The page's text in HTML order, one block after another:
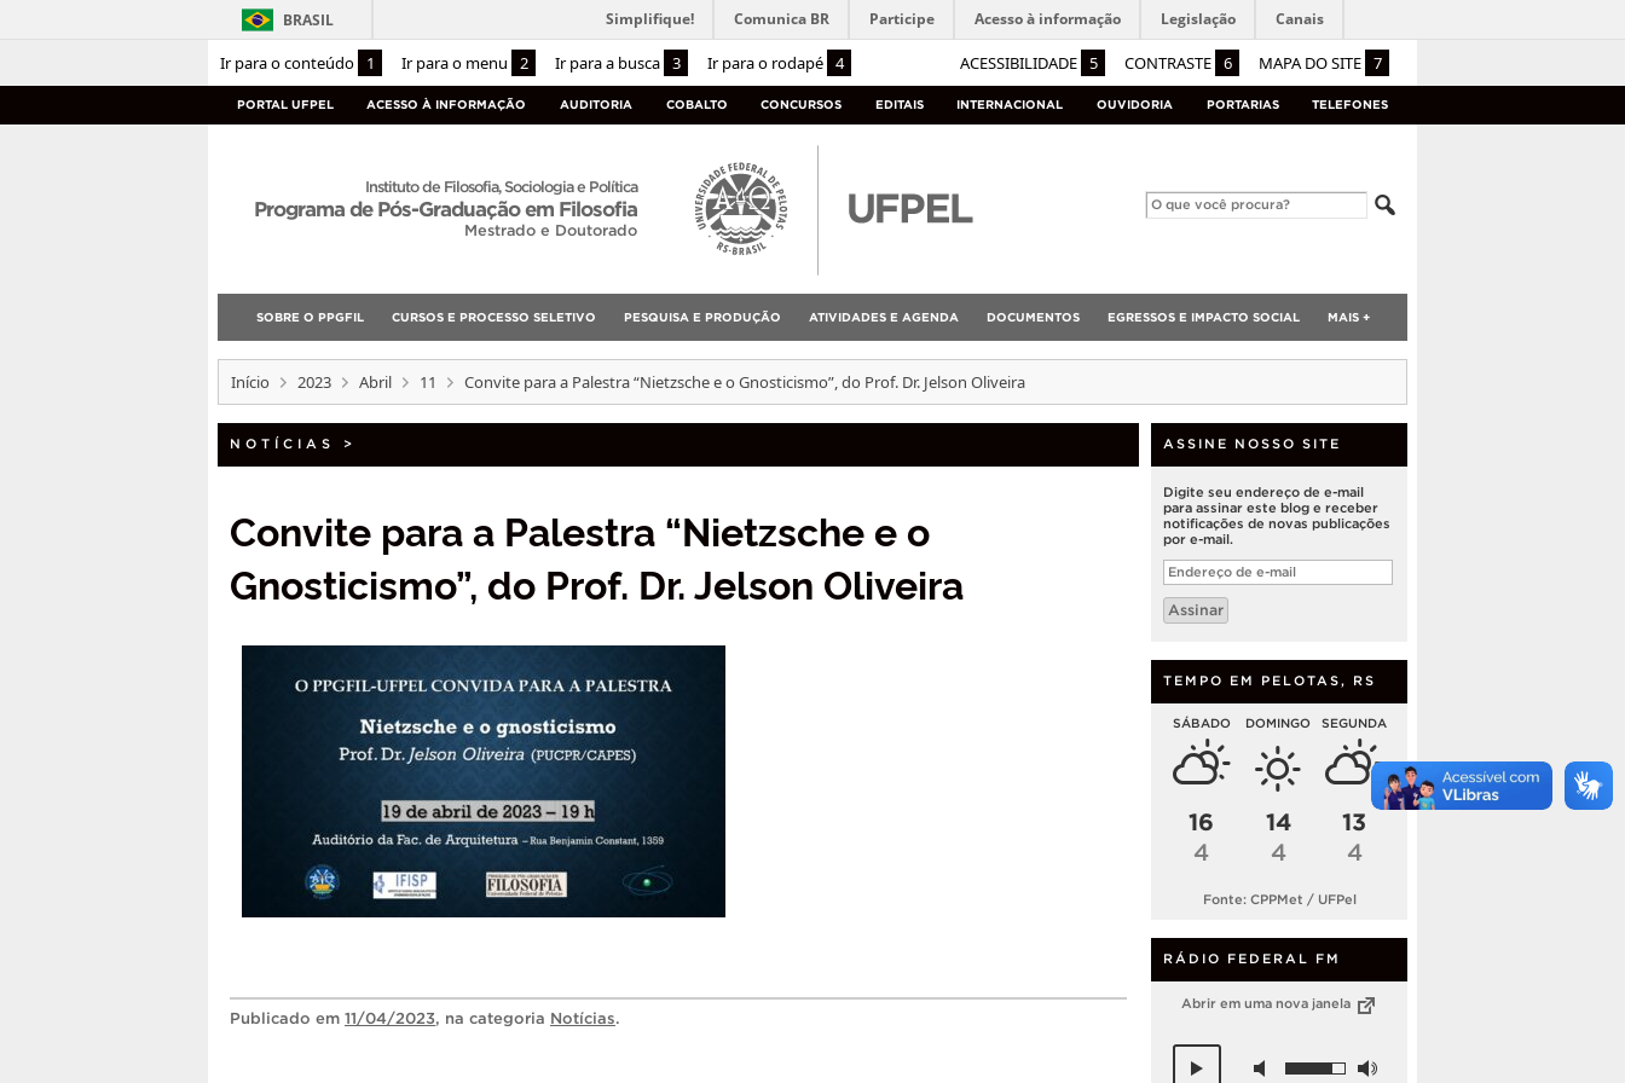
Ir para o conteúdo 1 Ir para o menu 2 Ir para a busca 3 Ir para o rodapé 4 ACESSIBILIDADE 5 CONTRASTE 6 MAPA DO SITE 7
BRASIL Simplifique! Comunica BR Participe Acesso à informação Legislação Canais
PORTAL UFPEL ACESSO À INFORMAÇÃO AUDITORIA COBALTO CONCURSOS EDITAIS INTERNACIONAL OUVIDORIA PORTARIAS TELEFONES
Instituto de Filosofia, Sociologia e Política
Programa de Pós-Graduação em Filosofia
Mestrado e Doutorado
SOBRE O PPGFIL CURSOS E PROCESSO SELETIVO PESQUISA E PRODUÇÃO ATIVIDADES E AGENDA DOCUMENTOS EGRESSOS E IMPACTO SOCIAL MAIS +
Início 2023 Abril 11 Convite para a Palestra “Nietzsche e o Gnosticismo”, do Prof. Dr. Jelson Oliveira
NOTÍCIAS >
Convite para a Palestra “Nietzsche e o
Gnosticismo”, do Prof. Dr. Jelson Oliveira
Publicado em 11/04/2023, na categoria Notícias.
ASSINE NOSSO SITE
Digite seu endereço de e-mail
para assinar este blog e receber
notificações de novas publicações
por e-mail.
Endereço
de
e-
mail
Assinar
TEMPO EM PELOTAS, RS
SÁBADO
16
4
DOMINGO
14
4
SEGUNDA
13
4
Fonte: CPPMet / UFPel
RÁDIO FEDERAL FM
Abrir em uma nova janela